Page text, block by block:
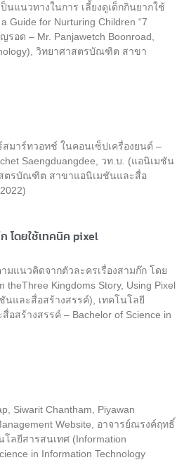
นแนวทางในการ เลี้ยงดูเด็กกินยากใช้
Guide for Nurturing Children “7
รอด – Mr. Panjawetch Boonroad,
วิทยาศาสตรบัณฑิต สาขา
มาร์ทวอทช์ ในคอนเซ็ปเครื่องยนต์ –
Saengduangdee, วท.บ. (แอนิเมชัน
สตรบัณฑิต สาขาแอนิเมชันและสื่อ
โดยใช้เทคนิค pixel
แนวคิดจากตัวละครเรื่องสามก๊ก โดย
theThree Kingdoms Story, Using Pixel
นและสื่อสร้างสรรค์), เทคโนโลยี
สร้างสรรค์ – Bachelor of Science in
Siwarit Chantham, Piyawan
Website, อาจารย์ณรงค์ฤทธิ์
ลยีสารสนเทศ (Information
in Information Technology